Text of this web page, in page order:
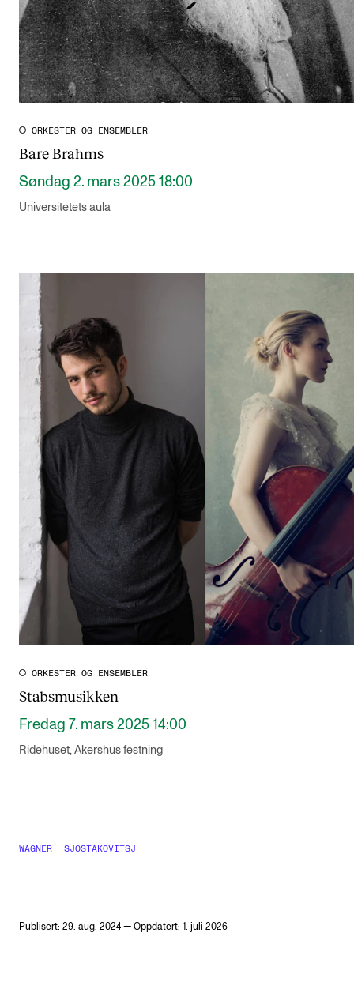
ORKESTER OG ENSEMBLER
Bare Brahms
Søndag 2. mars 2025 18:00
Universitetets aula
ORKESTER OG ENSEMBLER
Stabsmusikken
Fredag 7. mars 2025 14:00
Ridehuset, Akershus festning
WAGNER SJOSTAKOVITSJ
Publisert: 29. aug. 2024 — Oppdatert: 1. juli 2026